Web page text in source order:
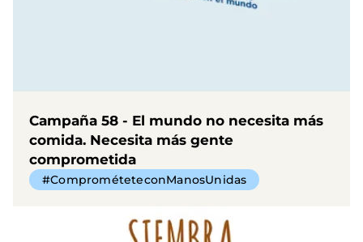
Campaña 58 - El mundo no necesita más
comida. Necesita más gente
comprometida
#ComprométeteconManosUnidas